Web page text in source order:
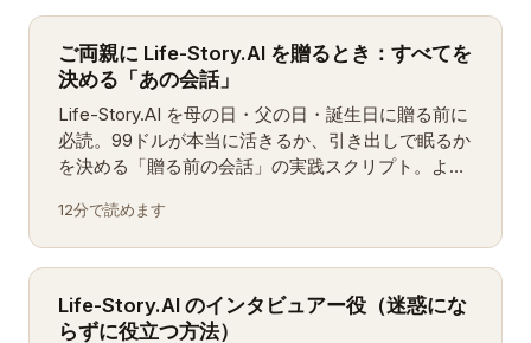
ご両親に Life-Story.AI を贈るとき：すべてを
決める「あの会話」
Life-Story.AI を母の日・父の日・誕生日に贈る前に
必読。99ドルが本当に活きるか、引き出しで眠るか
を決める「贈る前の会話」の実践スクリプト。よく
12分で読めます
Life-Story.AI のインタビュアー役（迷惑にな
らずに役立つ方法）